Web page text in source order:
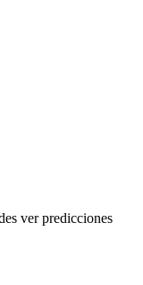
ver predicciones